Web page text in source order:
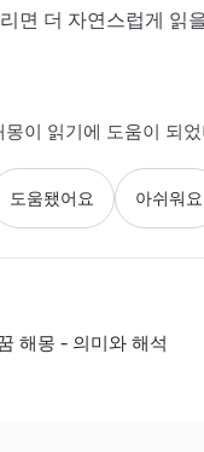
면 더 자연스럽게 읽
몽이 읽기에 도움이 되
도움됐어요 아쉬워요
해몽 - 의미와 해석